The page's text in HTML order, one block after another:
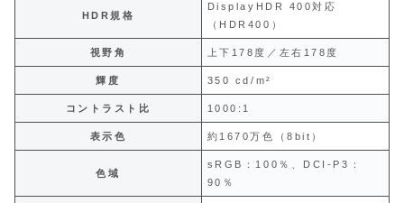
HDR規格
DisplayHDR 400対応
（HDR400）
視野角 上下178度／左右178度
輝度 350 cd/m²
コントラスト比 1000:1
表示色 約1670万色（8bit）
色域
sRGB：100％、DCI-P3：
90％